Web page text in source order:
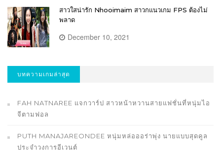
สาวใสน่ารัก Nhooimaim สาวกแนวเกม FPS ต้องไม่
พลาด
December 10, 2021
บทความเกมล่าสุด
FAH NATNAREE แจกวาร์ป สาวหน้าหวานสายแฟชั่นที่หนุ่มไอ
จีตามฟอล
PUTH MANAJAREONDEE หนุ่มหล่อออร่าพุ่ง นายแบบสุดคูล
ประจำวงการอีเวนต์